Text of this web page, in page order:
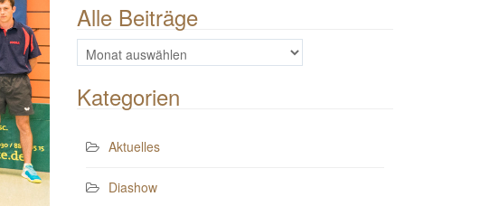
Alle Beiträge
Alle
Beiträge
Kategorien
Aktuelles
Diashow